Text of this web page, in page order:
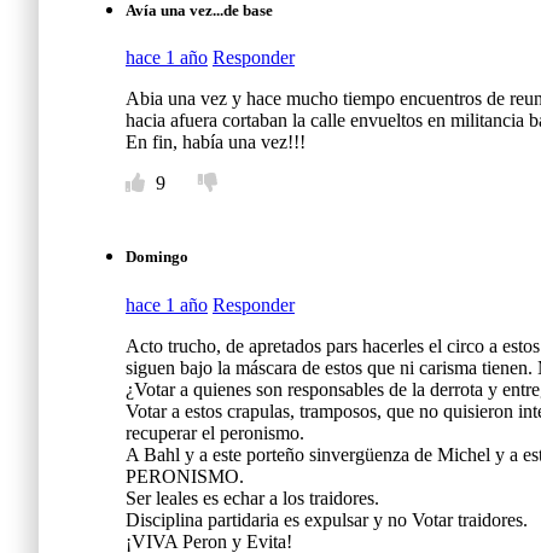
Avía una vez...de base
hace 1 año Responder
Abia una vez y hace mucho tiempo encuentros de
hacia afuera cortaban la calle envueltos en militancia
En fin, había una vez!!!
9
Domingo
hace 1 año Responder
Acto trucho, de apretados pars hacerles el circo a
siguen bajo la máscara de estos que ni carisma
¿Votar a quienes son responsables de la derrota y
Votar a estos crapulas, tramposos, que no quisieron
recuperar el peronismo.
A Bahl y a este porteño sinvergüenza de Michel y
PERONISMO.
Ser leales es echar a los traidores.
Disciplina partidaria es expulsar y no Votar traidores.
¡VIVA Peron y Evita!